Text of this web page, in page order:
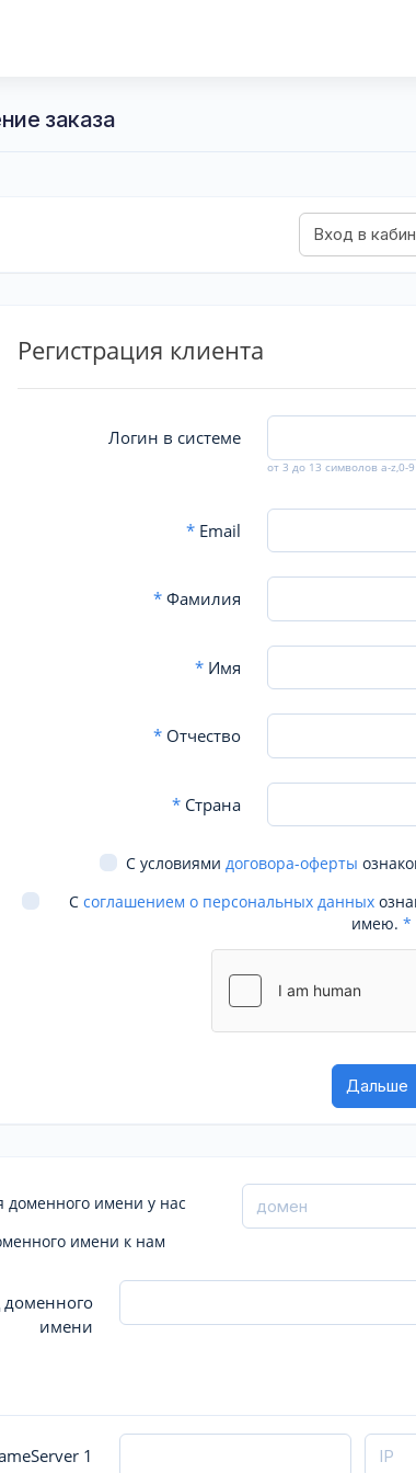
заказа
Регистрация клиента
Логин в системе
от 3 до 13 символов a-z,0-9
*Email
*Фамилия
*Имя
*Отчество
*Страна
С условиями договора-оферты
С соглашением о персональных данных
имею. *
доменного имени у нас
имени к нам
доменного
имени
1